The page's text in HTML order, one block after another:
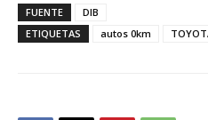
FUENTE
DIB
ETIQUETAS
autos 0km